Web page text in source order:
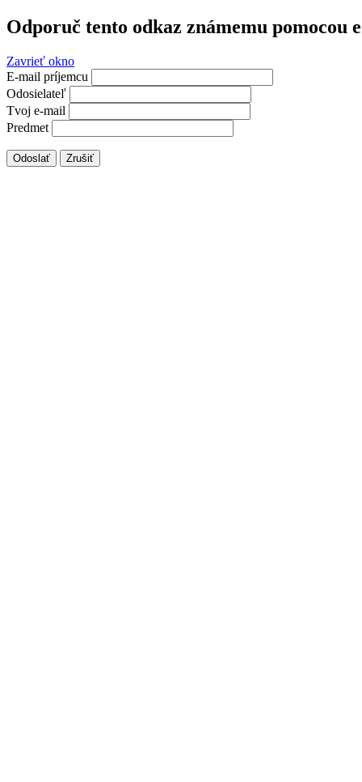
Odporuč tento odkaz známemu pomocou
Zavrieť okno
E-mail príjemcu
Odosielateľ
Tvoj e-mail
Predmet
Odoslať Zrušiť